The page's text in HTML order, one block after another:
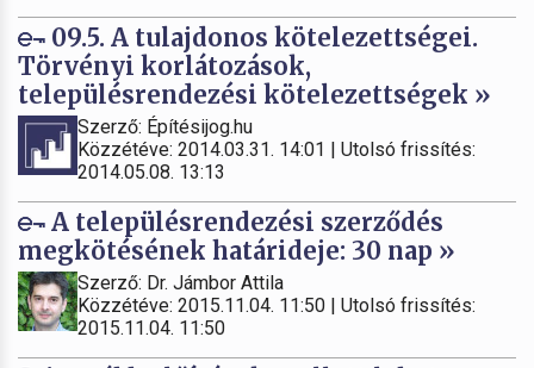
09.5. A tulajdonos kötelezettségei.
Törvényi korlátozások,
településrendezési kötelezettségek »
Szerző: Építésijog.hu
Közzétéve: 2014.03.31. 14:01 | Utolsó frissítés:
2014.05.08. 13:13
A településrendezési szerződés
megkötésének határideje: 30 nap »
Szerző: Dr. Jámbor Attila
Közzétéve: 2015.11.04. 11:50 | Utolsó frissítés:
2015.11.04. 11:50